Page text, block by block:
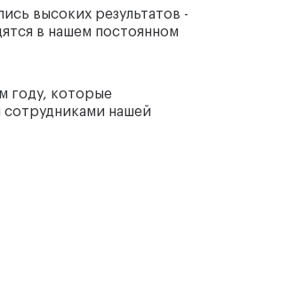
в нашем постоянном
высоких результатов -
в нашем постоянном
году, которые
сотрудниками нашей